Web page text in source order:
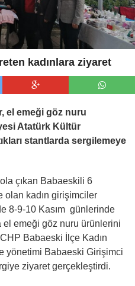
kadınlara ziyaret
el emeği göz nuru
Atatürk Kültür
stantlarda sergilemeye
çıkan Babaeskili 6
olan kadın girişimciler
8-9-10 Kasım günlerinde
el emeği göz nuru ürünlerini
Babaeski İlçe Kadın
yönetimi Babaeski Girişimci
ziyaret gerçekleştirdi.